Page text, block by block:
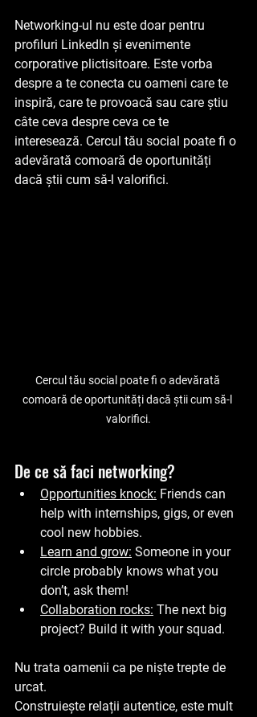
Networking-ul nu este doar pentru
profiluri LinkedIn și evenimente
corporative plictisitoare. Este vorba
despre a te conecta cu oameni care te
inspiră, care te provoacă sau care știu
câte ceva despre ceva ce te
interesează. Cercul tău social poate fi o
adevărată comoară de oportunități
dacă știi cum să-l valorifici.
Cercul tău social poate fi o adevărată
comoară de oportunități dacă știi cum să-l
valorifici.
De ce să faci networking?
Opportunities knock: Friends can
help with internships, gigs, or even
cool new hobbies.
Learn and grow: Someone in your
circle probably knows what you
don’t, ask them!
Collaboration rocks: The next big
project? Build it with your squad.
Nu trata oamenii ca pe niște trepte de
urcat.
Construiește relații autentice, este mult